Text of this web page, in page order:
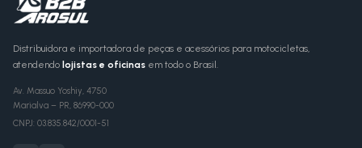
Distribuidora e importadora de peças e acessórios para motocicletas,
atendendo lojistas e oficinas em todo o Brasil.
Av. Massuo Yoshiy, 4750
Marialva – PR, 86990-000
CNPJ: 03.835.842/0001-51